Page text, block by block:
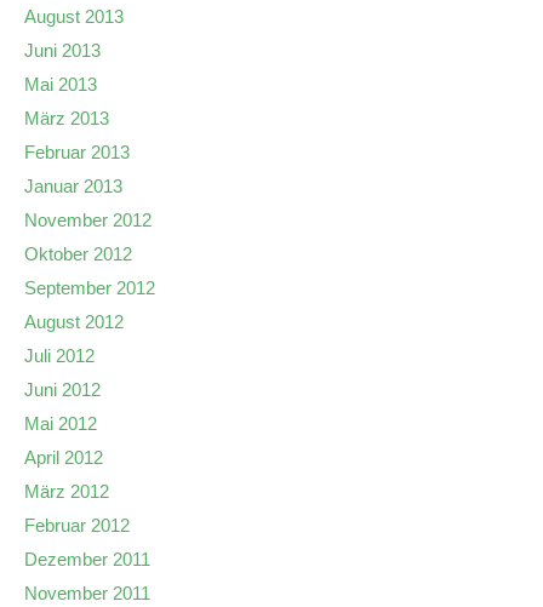
August 2013
Juni 2013
Mai 2013
März 2013
Februar 2013
Januar 2013
November 2012
Oktober 2012
September 2012
August 2012
Juli 2012
Juni 2012
Mai 2012
April 2012
März 2012
Februar 2012
Dezember 2011
November 2011